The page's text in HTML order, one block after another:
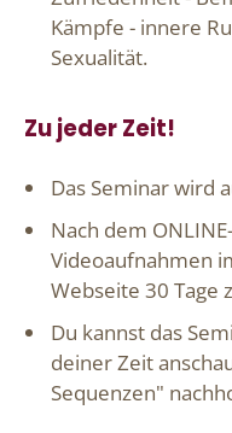
Kämpfe - innere
Sexualität.
Zu jeder Zeit!
Das Seminar wird
Nach dem
Videoaufnahmen
Webseite 30 Tage
Du kannst das
deiner Zeit
Sequenzen"